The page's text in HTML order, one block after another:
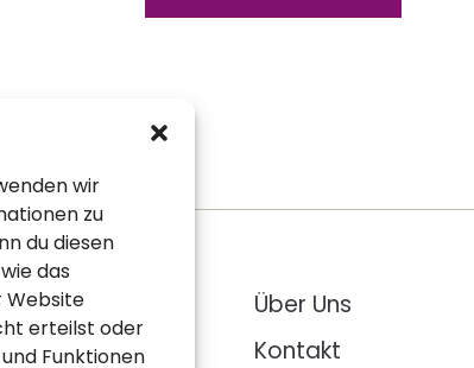
wir
zu
du diesen
das
Website
erteilst oder
Funktionen
Empfehlungen
Downloads
Über Uns
Kontakt